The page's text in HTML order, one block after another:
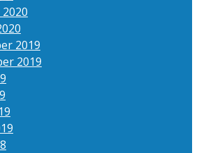
2019
2019